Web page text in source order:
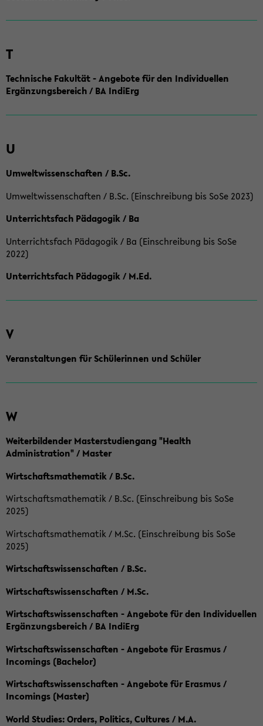
T
Technische Fakultät - Angebote für den Individuellen
Ergänzungsbereich / BA IndiErg
U
Umweltwissenschaften / B.Sc.
Umweltwissenschaften / B.Sc. (Einschreibung bis SoSe 2023)
Unterrichtsfach Pädagogik / Ba
Unterrichtsfach Pädagogik / Ba (Einschreibung bis SoSe
2022)
Unterrichtsfach Pädagogik / M.Ed.
V
Veranstaltungen für Schülerinnen und Schüler
W
Weiterbildender Masterstudiengang "Health
Administration" / Master
Wirtschaftsmathematik / B.Sc.
Wirtschaftsmathematik / B.Sc. (Einschreibung bis SoSe
2025)
Wirtschaftsmathematik / M.Sc. (Einschreibung bis SoSe
2025)
Wirtschaftswissenschaften / B.Sc.
Wirtschaftswissenschaften / M.Sc.
Wirtschaftswissenschaften - Angebote für den Individuellen
Ergänzungsbereich / BA IndiErg
Wirtschaftswissenschaften - Angebote für Erasmus /
Incomings (Bachelor)
Wirtschaftswissenschaften - Angebote für Erasmus /
Incomings (Master)
World Studies: Orders, Politics, Cultures / M.A.